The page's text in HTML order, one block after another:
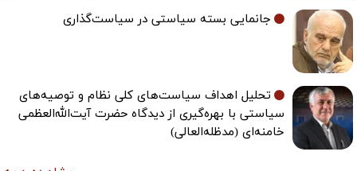
جانمایی بسته سیاستی در سیاست‌گذاری
تحلیل اهداف سیاست‌های کلی نظام و توصیه‌های
سیاستی با بهره‌گیری از دیدگاه حضرت آیت‌الله‌العظمی
خامنه‌ای (مدظله‌العالی)